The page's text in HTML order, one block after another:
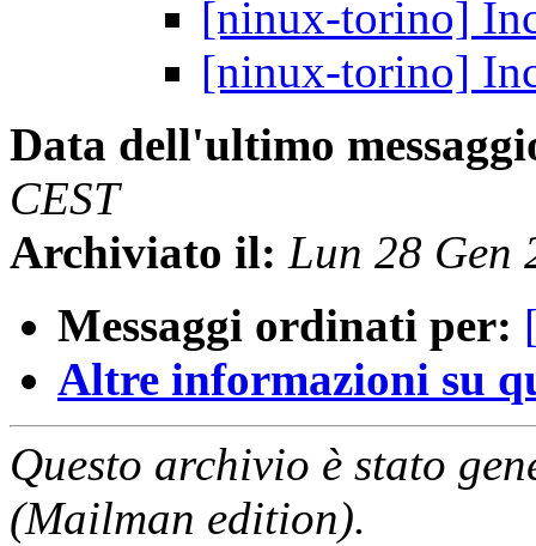
[ninux-torino]
[ninux-torino]
Data dell'ultimo
CEST
Archiviato il: Lun 28 Gen
Messaggi ordinati per:
Altre informazioni su
Questo archivio è stato
(Mailman edition).